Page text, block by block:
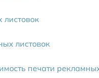
листовок
печати